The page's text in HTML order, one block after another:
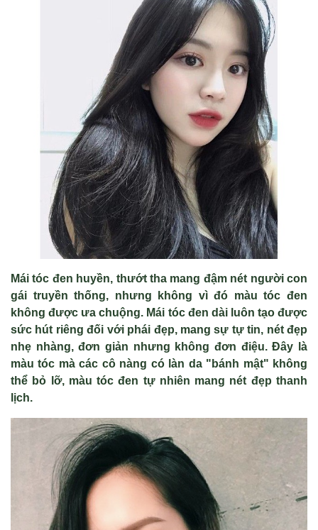
Mái tóc đen huyền, thướt tha mang đậm nét người con
gái truyền thống, nhưng không vìđó màu tóc đen
không được ưa chuộng. Mái tóc đen dài luôn tạo được
sức hút riêng đối với phái đẹp, mang sự tựtin, nét đẹp
nhẹ nhàng, đơn giản nhưng không đơn điệu. Đây là
màu tóc mà các cô nàng có làn da "bánh mật" không
thể bỏ ỡ, màu tóc đen tự nhiên mang nét đẹp thanh
ịch.